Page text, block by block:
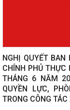
NGHỊ QUYẾT BAN
CHÍNH PHỦ
THÁNG 6 NĂM
QUYỀN LỰC,
TRONG CÔNG